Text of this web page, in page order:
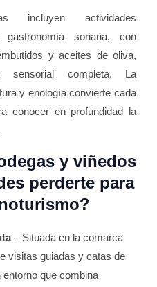
incluyen actividades
soriana, con
y aceites de oliva,
sensorial completa. La
y enología convierte cada
conocer en profundidad la
y viñedos
perderte para
– Situada en la comarca
visitas guiadas y catas de
que combina